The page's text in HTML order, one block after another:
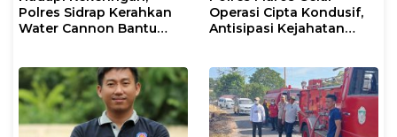
Polres Sidrap Kerahkan
Water Cannon Bantu
Operasi Cipta Kondusif,
Antisipasi Kejahatan